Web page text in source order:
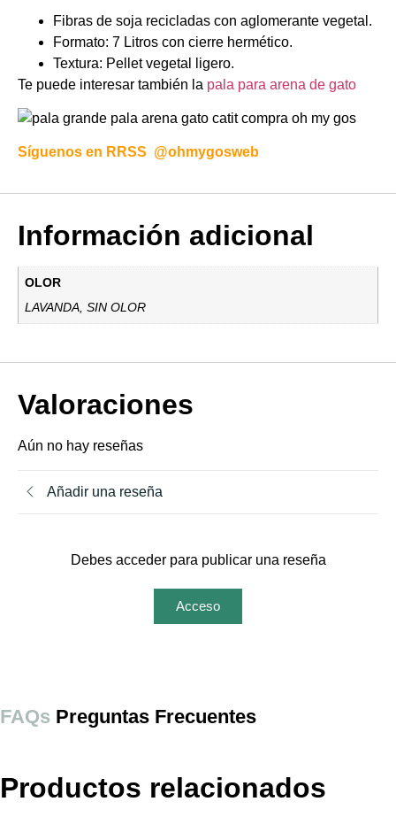
Fibras de soja recicladas con aglomerante vegetal.
Formato: 7 Litros con cierre hermético.
Textura: Pellet vegetal ligero.
Te puede interesar también la pala para arena de gato
Síguenos en RRSS @ohmygosweb
Información adicional
OLOR
LAVANDA, SIN OLOR
Valoraciones
Aún no hay reseñas
Añadir una reseña
Debes acceder para publicar una reseña
Acceso
FAQs Preguntas Frecuentes
Productos relacionados